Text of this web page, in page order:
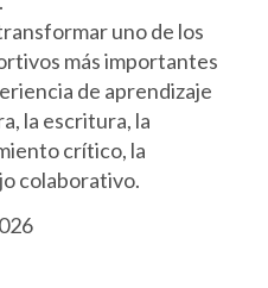
uno de los
más importantes
de aprendizaje
la escritura, la
crítico, la
colaborativo.